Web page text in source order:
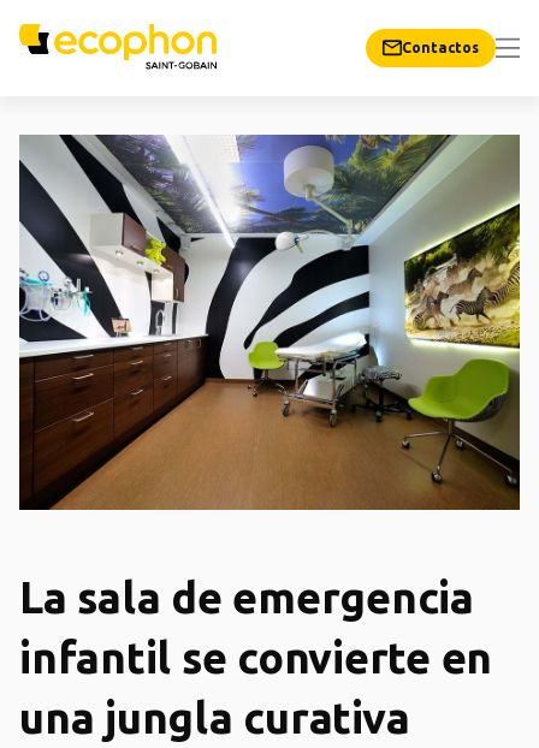
Contactos
La sala de emergencia
infantil se convierte en
una jungla curativa